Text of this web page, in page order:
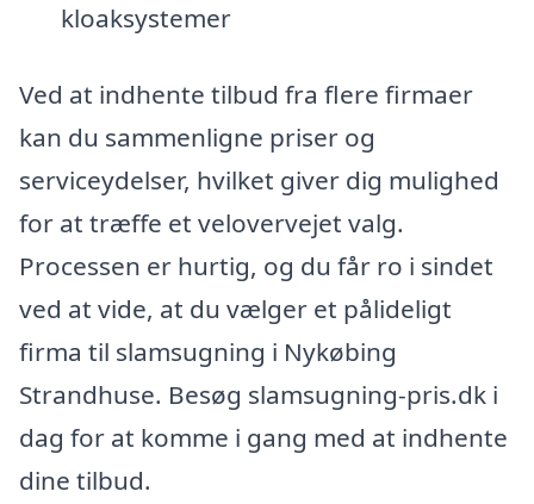
kloaksystemer
Ved at indhente tilbud fra flere firmaer
kan du sammenligne priser og
serviceydelser, hvilket giver dig mulighed
for at træffe et velovervejet valg.
Processen er hurtig, og du får ro i sindet
ved at vide, at du vælger et pålideligt
firma til slamsugning i Nykøbing
Strandhuse. Besøg slamsugning-pris.dk i
dag for at komme i gang med at indhente
dine tilbud.